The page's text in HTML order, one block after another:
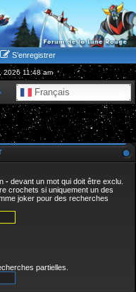
S’enregistrer
2026 11:48 am
Français
e
c
h
c
e
- devant un mot qui doit être exclu.
crochets si uniquement un des
joker pour des recherches
partielles.